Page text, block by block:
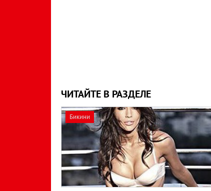
ЧИТАЙТЕ В РАЗДЕЛЕ
Бикини